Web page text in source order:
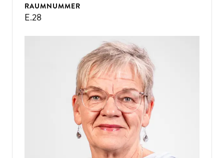
RAUMNUMMER
E.28